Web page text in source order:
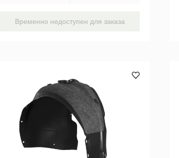
Временно недоступен для заказа